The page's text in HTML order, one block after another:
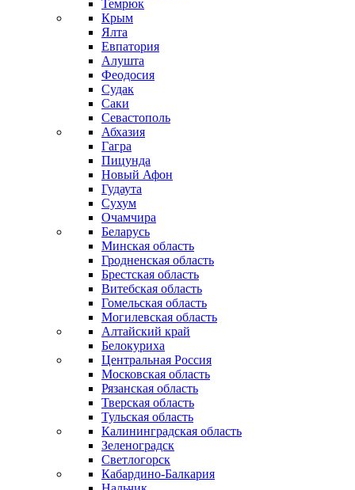
Темрюк
Крым
Ялта
Евпатория
Алушта
Феодосия
Судак
Саки
Севастополь
Абхазия
Гагра
Пицунда
Новый Афон
Гудаута
Сухум
Очамчира
Беларусь
Минская область
Гродненская область
Брестская область
Витебская область
Гомельская область
Могилевская область
Алтайский край
Белокуриха
Центральная Россия
Московская область
Рязанская область
Тверская область
Тульская область
Калининградская область
Зеленоградск
Светлогорск
Кабардино-Балкария